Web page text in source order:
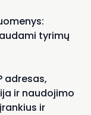
tyrimų
adresas,
ir naudojimo
ir